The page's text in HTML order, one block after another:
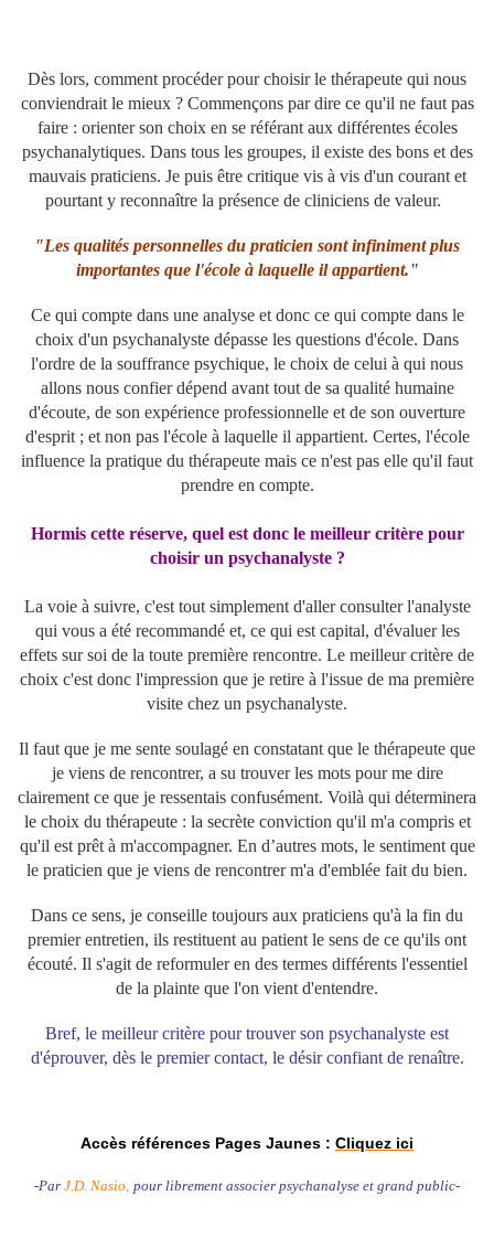
Dès lors, comment procéder pour choisir le thérapeute qui nous
conviendrait le mieux ? Commençons par dire ce qu'il ne faut pas
faire : orienter son choix en se référant aux différentes écoles
psychanalytiques. Dans tous les groupes, il existe des bons et des
mauvais praticiens. Je puis être critique vis à vis d'un courant et
pourtant y reconnaître la présence de cliniciens de valeur.
"Les qualités personnelles du praticien sont infiniment plus
importantes que l'école à laquelle il appartient."
Ce qui compte dans une analyse et donc ce qui compte dans le
choix d'un psychanalyste dépasse les questions d'école. Dans
l'ordre de la souffrance psychique, le choix de celui à qui nous
allons nous confier dépend avant tout de sa qualité humaine
d'écoute, de son expérience professionnelle et de son ouverture
d'esprit ; et non pas l'école à laquelle il appartient. Certes, l'école
influence la pratique du thérapeute mais ce n'est pas elle qu'il faut
prendre en compte.
Hormis cette réserve, quel est donc le meilleur critère pour
choisir un psychanalyste ?
La voie à suivre, c'est tout simplement d'aller consulter l'analyste
qui vous a été recommandé et, ce qui est capital, d'évaluer les
effets sur soi de la toute première rencontre. Le meilleur critère de
choix c'est donc l'impression que je retire à l'issue de ma première
visite chez un psychanalyste.
Il faut que je me sente soulagé en constatant que le thérapeute que
je viens de rencontrer, a su trouver les mots pour me dire
clairement ce que je ressentais confusément. Voilà qui déterminera
le choix du thérapeute : la secrète conviction qu'il m'a compris et
qu'il est prêt à m'accompagner. En d’autres mots, le sentiment que
le praticien que je viens de rencontrer m'a d'emblée fait du bien.
Dans ce sens, je conseille toujours aux praticiens qu'à la fin du
premier entretien, ils restituent au patient le sens de ce qu'ils ont
écouté. Il s'agit de reformuler en des termes différents l'essentiel
de la plainte que l'on vient d'entendre.
Bref, le meilleur critère pour trouver son psychanalyste est
d'éprouver, dès le premier contact, le désir confiant de renaître.
Accès références Pages Jaunes : Cliquez ici
-Par J.D. Nasio, pour librement associer psychanalyse et grand public-